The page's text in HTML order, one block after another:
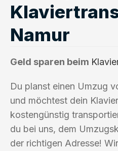
Namur
Geld sparen beim
Du planst einen Umzug
und möchtest dein
kostengünstig
du bei uns, dem
der richtigen Adresse!